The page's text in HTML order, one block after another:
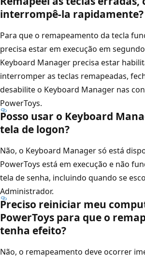
interrompê-la rapidamente?
Para que o remapeamento da tecla
precisa estar em execução em
Keyboard Manager precisa estar
interromper as teclas remapeadas,
desabilite o Keyboard Manager nas
PowerToys.
Posso usar o Keyboard
tela de logon?
Não, o Keyboard Manager só está
PowerToys está em execução e não
tela de senha, incluindo quando se
Administrador.
Preciso reiniciar meu
PowerToys para que o
tenha efeito?
Não, o remapeamento deve ocorrer